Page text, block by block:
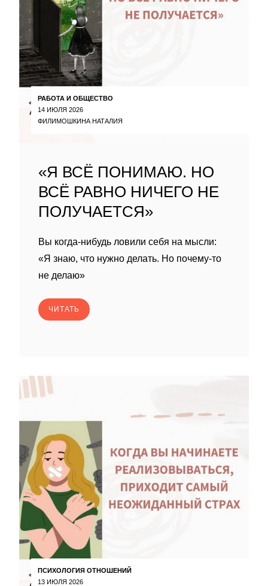
РАБОТА И ОБЩЕСТВО
14 ИЮЛЯ 2026
ФИЛИМОШКИНА НАТАЛИЯ
«Я ВСЁ ПОНИМАЮ. НО
ВСЁ РАВНО НИЧЕГО НЕ
ПОЛУЧАЕТСЯ»
Вы когда-нибудь ловили себя на мысли:
«Я знаю, что нужно делать. Но почему-то
не делаю»
ЧИТАТЬ
ПСИХОЛОГИЯ ОТНОШЕНИЙ
13 ИЮЛЯ 2026